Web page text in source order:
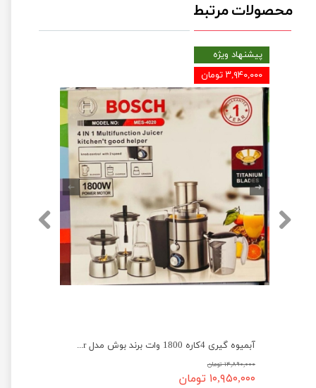
محصولات مرتبط
آبمیوه گیری 4کاره 1800 وات برند بوش مدل Bosch MES4020 Juicer
۱۴,۸۹۰,۰۰۰ تومان
۱۰,۹۵۰,۰۰۰ تومان
پیشنهاد ویژه
۳,۹۴۰,۰۰۰ تومان